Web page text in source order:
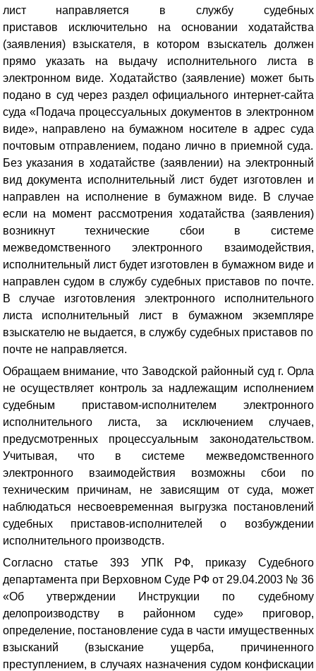
лист направляется в службу судебных
приставов исключительно на основании ходатайства
(заявления) взыскателя, в котором взыскатель должен
прямо указать на выдачу исполнительного листа в
электронном виде. Ходатайство (заявление) может быть
подано в суд через раздел официального интернет-сайта
суда «Подача процессуальных документов в электронном
виде», направлено на бумажном носителе в адрес суда
почтовым отправлением, подано лично в приемной суда.
Без указания в ходатайстве (заявлении) на электронный
вид документа исполнительный лист будет изготовлен и
направлен на исполнение в бумажном виде. В случае
если на момент рассмотрения ходатайства (заявления)
возникнут технические сбои в системе
межведомственного электронного взаимодействия,
исполнительный лист будет изготовлен в бумажном виде и
направлен судом в службу судебных приставов по почте.
В случае изготовления электронного исполнительного
листа исполнительный лист в бумажном экземпляре
взыскателю не выдается, в службу судебных приставов по
почте не направляется.
Обращаем внимание, что Заводской районный суд г. Орла
не осуществляет контроль за надлежащим исполнением
судебным приставом-исполнителем электронного
исполнительного листа, за исключением случаев,
предусмотренных процессуальным законодательством.
Учитывая, что в системе межведомственного
электронного взаимодействия возможны сбои по
техническим причинам, не зависящим от суда, может
наблюдаться несвоевременная выгрузка постановлений
судебных приставов-исполнителей о возбуждении
исполнительного производств.
Согласно статье 393 УПК РФ, приказу Судебного
департамента при Верховном Суде РФ от 29.04.2003 № 36
«Об утверждении Инструкции по судебному
делопроизводству в районном суде» приговор,
определение, постановление суда в части имущественных
взысканий (взыскание ущерба, причиненного
преступлением, в случаях назначения судом конфискации